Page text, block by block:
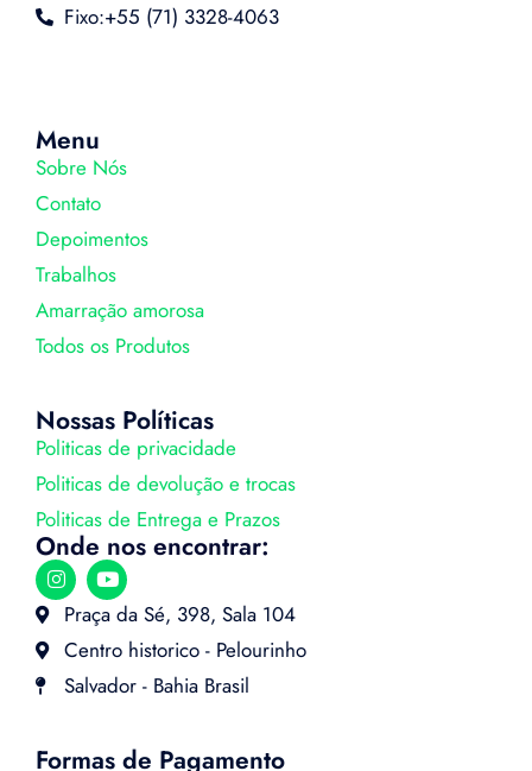
Fixo:+55 (71) 3328-4063
Menu
Sobre Nós
Contato
Depoimentos
Trabalhos
Amarração amorosa
Todos os Produtos
Nossas Políticas
Politicas de privacidade
Politicas de devolução e trocas
Politicas de Entrega e Prazos
Onde nos encontrar:
Praça da Sé, 398, Sala 104
Centro historico - Pelourinho
Salvador - Bahia Brasil
Formas de Pagamento